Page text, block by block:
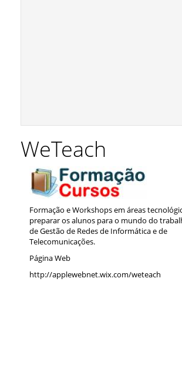
WeTeach
Formação e Workshops em áreas
preparar os alunos para o mundo do
de Gestão de Redes de Informática e de
Telecomunicações.
Página Web
http://applewebnet.wix.com/weteach